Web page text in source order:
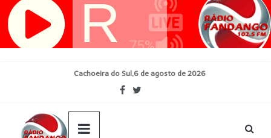
Pular
para
Cachoeira do Sul,6 de agosto de 2026